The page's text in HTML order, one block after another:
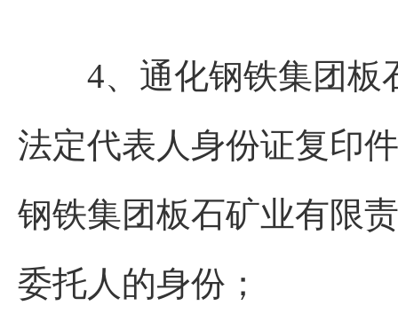
4、通化钢铁集团板
法定代表人身份证复印
钢铁集团板石矿业有限
委托人的身份；